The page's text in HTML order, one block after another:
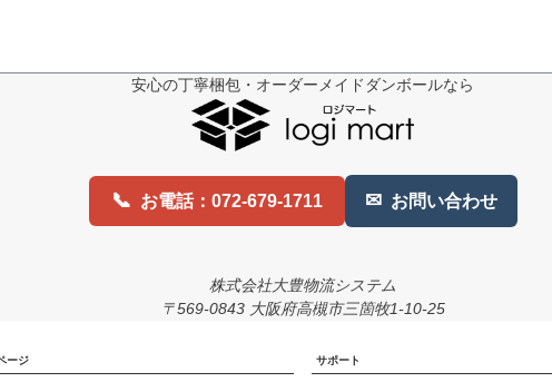
安心の丁寧梱包・オーダーメイドダンボールなら
📞 お電話：072-679-1711 ✉ お問い合わせ
株式会社大豊物流システム
〒569-0843 大阪府高槻市三箇牧1-10-25
ージ サポート